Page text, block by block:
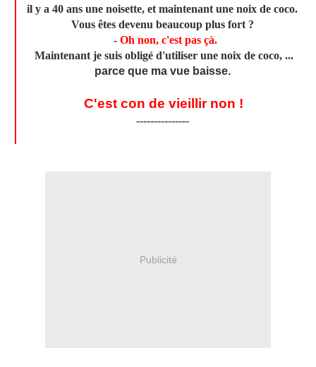
il y a 40 ans une noisette, et maintenant une noix de coco.
Vous êtes devenu beaucoup plus fort ?
- Oh non, c'est pas çà.
Maintenant je suis obligé d'utiliser une noix de coco, ...
parce que ma vue baisse.
C'est con de vieillir non !
---------------
Publicité